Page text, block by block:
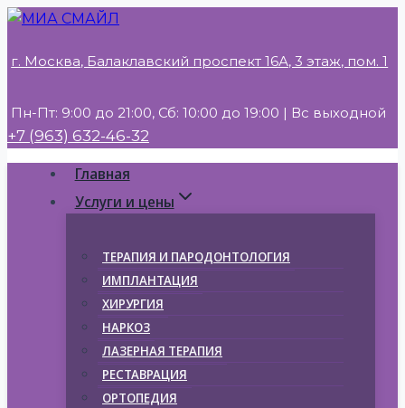
Перейти
содержимому
г. Москва, Балаклавский проспект 16А, 3 этаж, пом. 1
Пн-Пт: 9:00 до 21:00, Сб: 10:00 до 19:00 | Вс выходной
+7 (963) 632-46-32
Главная
Услуги и цены
ТЕРАПИЯ И ПАРОДОНТОЛОГИЯ
ИМПЛАНТАЦИЯ
ХИРУРГИЯ
НАРКОЗ
ЛАЗЕРНАЯ ТЕРАПИЯ
РЕСТАВРАЦИЯ
ОРТОПЕДИЯ